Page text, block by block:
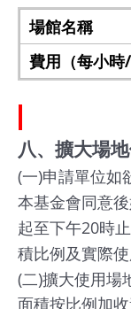
八、擴大場
(一)申請單位如
本基金會同意
起至下午20時
積比例及實際使
(二)擴大使用場
面積按比例加